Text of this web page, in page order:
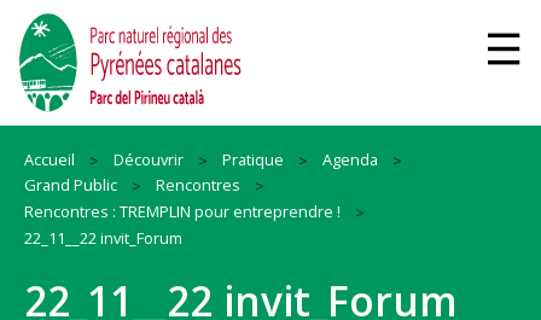
Accueil Découvrir Pratique
Agenda
Grand Public
Rencontres
Rencontres : TREMPLIN pour entreprendre !
22_11__22 invit_Forum
22_11__22 invit_Forum